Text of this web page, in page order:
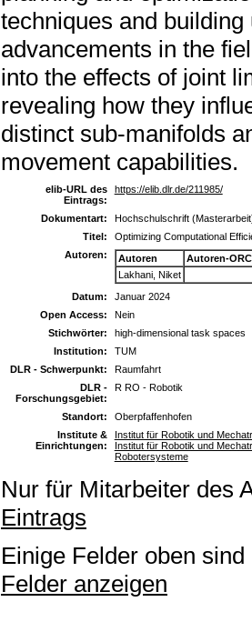
techniques and
advancements in the
into the effects of joint
revealing how they
distinct sub-manifolds
movement capabilities.
elib-URL des
Eintrags:
https://elib.dlr.de/211985/
Dokumentart:
Hochschulschrift
Titel:
Optimizing Computational
Autoren:
Autoren
Autoren-
Lakhani, Niket
Datum:
Januar 2024
Open Access:
Nein
Stichwörter:
high-dimensional task spaces
Institution:
TUM
DLR - Schwerpunkt:
Raumfahrt
DLR -
Forschungsgebiet:
R RO - Robotik
Standort:
Oberpfaffenhofen
Institute &
Einrichtungen:
Institut für Robotik und
Institut für Robotik und
Robotersysteme
Nur für Mitarbeiter des
Eintrags
Einige Felder oben
Felder anzeigen